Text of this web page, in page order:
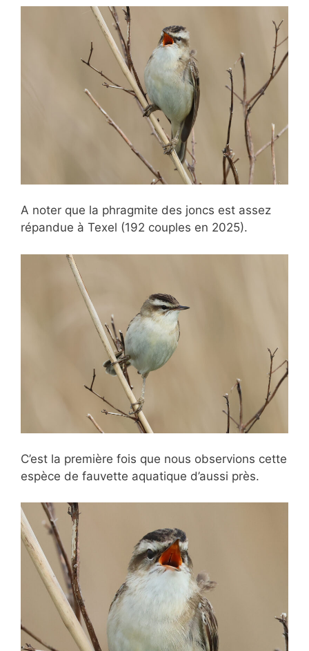
A noter que la phragmite des joncs est assez
répandue à Texel (192 couples en 2025).
C’est la première fois que nous observions cette
espèce de fauvette aquatique d’aussi près.